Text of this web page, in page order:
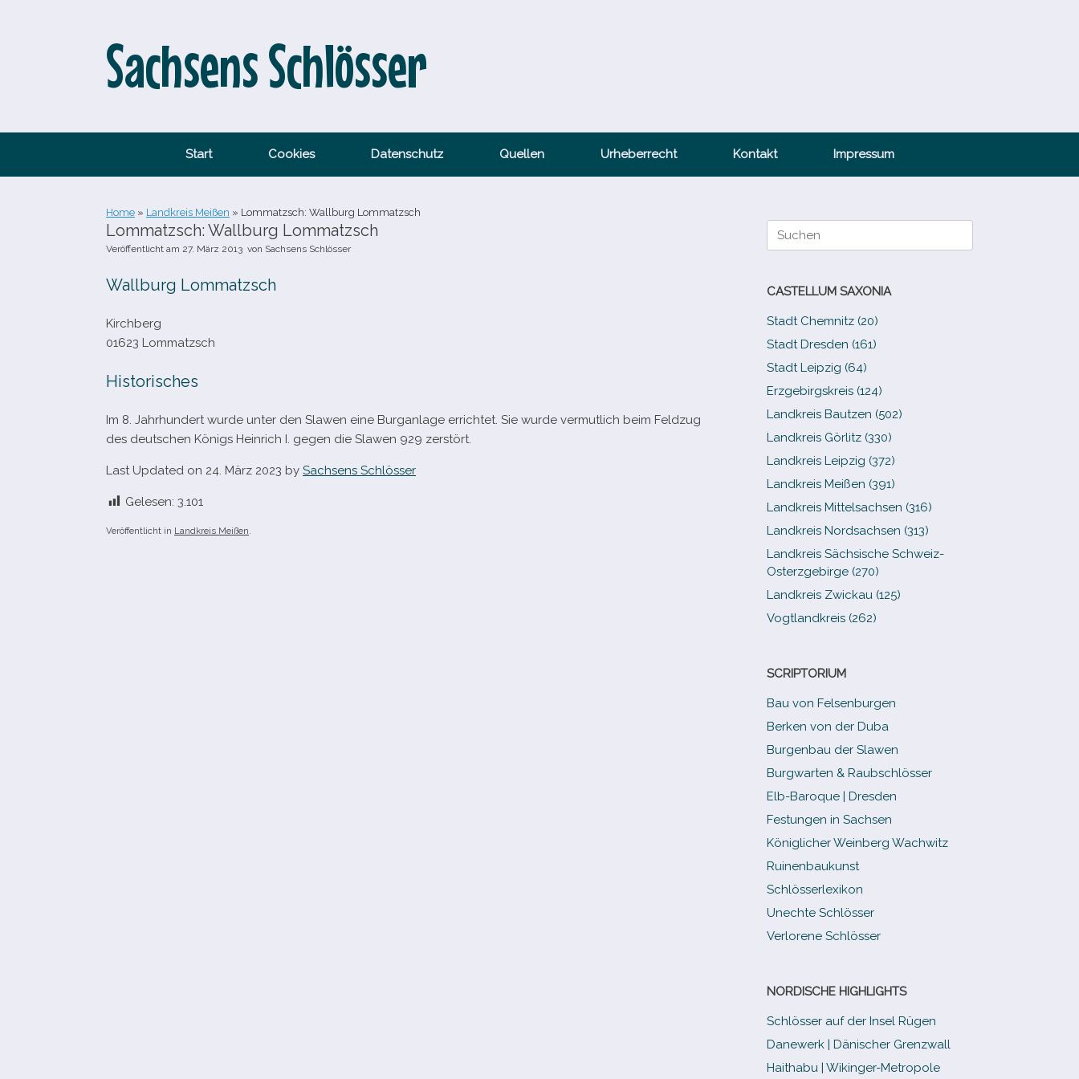
Sachsens Schlösser
Start Cookies Datenschutz Quellen Urheberrecht Kontakt Impressum
Home » Landkreis Meißen » Lommatzsch: Wallburg Lommatzsch
Lommatzsch: Wallburg Lommatzsch
Veröffentlicht am 27. März 2013 von Sachsens Schlösser
Wallburg Lommatzsch
Kirchberg
01623 Lommatzsch
Historisches
Im 8. Jahrhundert wurde unter den Slawen eine Burganlage errich­tet. Sie wurde ver­mut­lich beim Feldzug
des deut­schen Königs Heinrich I. gegen die Slawen 929 zerstört.
Last Updated on 24. März 2023 by Sachsens Schlösser
Gelesen: 3.101
Veröffentlicht in Landkreis Meißen
Suche
nach:
CASTELLUM SAXONIA
Stadt Chemnitz (20)
Stadt Dresden (161)
Stadt Leipzig (64)
Erzgebirgskreis (124)
Landkreis Bautzen (502)
Landkreis Görlitz (330)
Landkreis Leipzig (372)
Landkreis Meißen (391)
Landkreis Mittelsachsen (316)
Landkreis Nordsachsen (313)
Landkreis Sächsische Schweiz-​
Osterzgebirge (270)
Landkreis Zwickau (125)
Vogtlandkreis (262)
SCRIPTORIUM
Bau von Felsenburgen
Berken von der Duba
Burgenbau der Slawen
Burgwarten & Raubschlösser
Elb-​Baroque | Dresden
Festungen in Sachsen
Königlicher Weinberg Wachwitz
Ruinenbaukunst
Schlösserlexikon
Unechte Schlösser
Verlorene Schlösser
NORDISCHE HIGHLIGHTS
Schlösser auf der Insel Rügen
Danewerk | Dänischer Grenzwall
Haithabu | Wikinger-Metropole